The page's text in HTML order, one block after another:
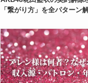
「繋がり方」を全パターン